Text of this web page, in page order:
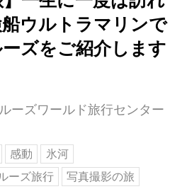
ウルトラマリンで
ズをご紹介します
ーズワールド旅行センター
感動
氷河
ーズ旅行
写真撮影の旅